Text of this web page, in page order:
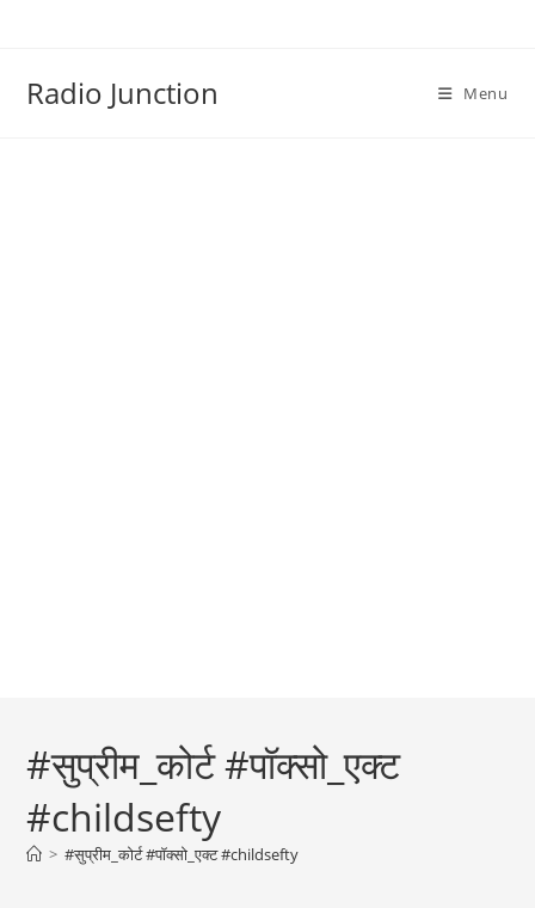
Radio Junction Menu
#सुप्रीम_कोर्ट #पॉक्सो_एक्ट
#childsefty
> #सुप्रीम_कोर्ट #पॉक्सो_एक्ट #childsefty